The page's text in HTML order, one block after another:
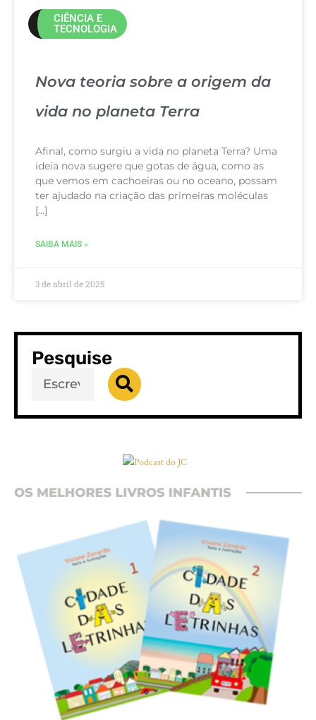
CIÊNCIA E
TECNOLOGIA
Nova teoria sobre a origem da
vida no planeta Terra
Afinal, como surgiu a vida no planeta Terra? Uma
ideia nova sugere que gotas de água, como as
que vemos em cachoeiras ou no oceano, possam
ter ajudado na criação das primeiras moléculas
[…]
SAIBA MAIS »
3 de abril de 2025
Pesquise